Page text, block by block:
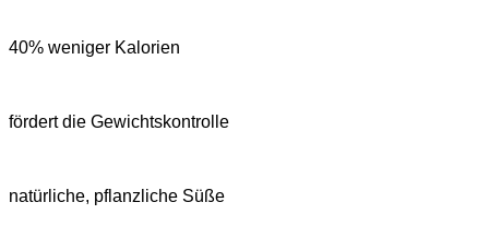
40% weniger Kalorien
fördert die Gewichtskontrolle
natürliche, pflanzliche Süße